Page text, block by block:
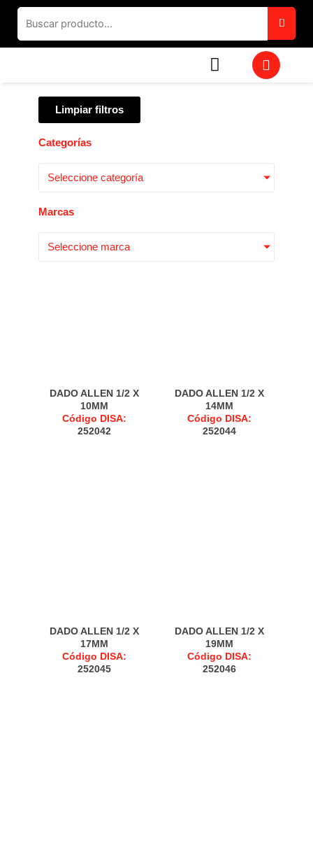
contenido
W
h
Limpiar filtros
Categorías
Seleccione categoría
Marcas
Seleccione marca
DADO ALLEN 1/2 X
10MM
Código DISA:
252042
DADO ALLEN 1/2 X
14MM
Código DISA:
252044
DADO ALLEN 1/2 X
17MM
Código DISA:
252045
DADO ALLEN 1/2 X
19MM
Código DISA:
252046